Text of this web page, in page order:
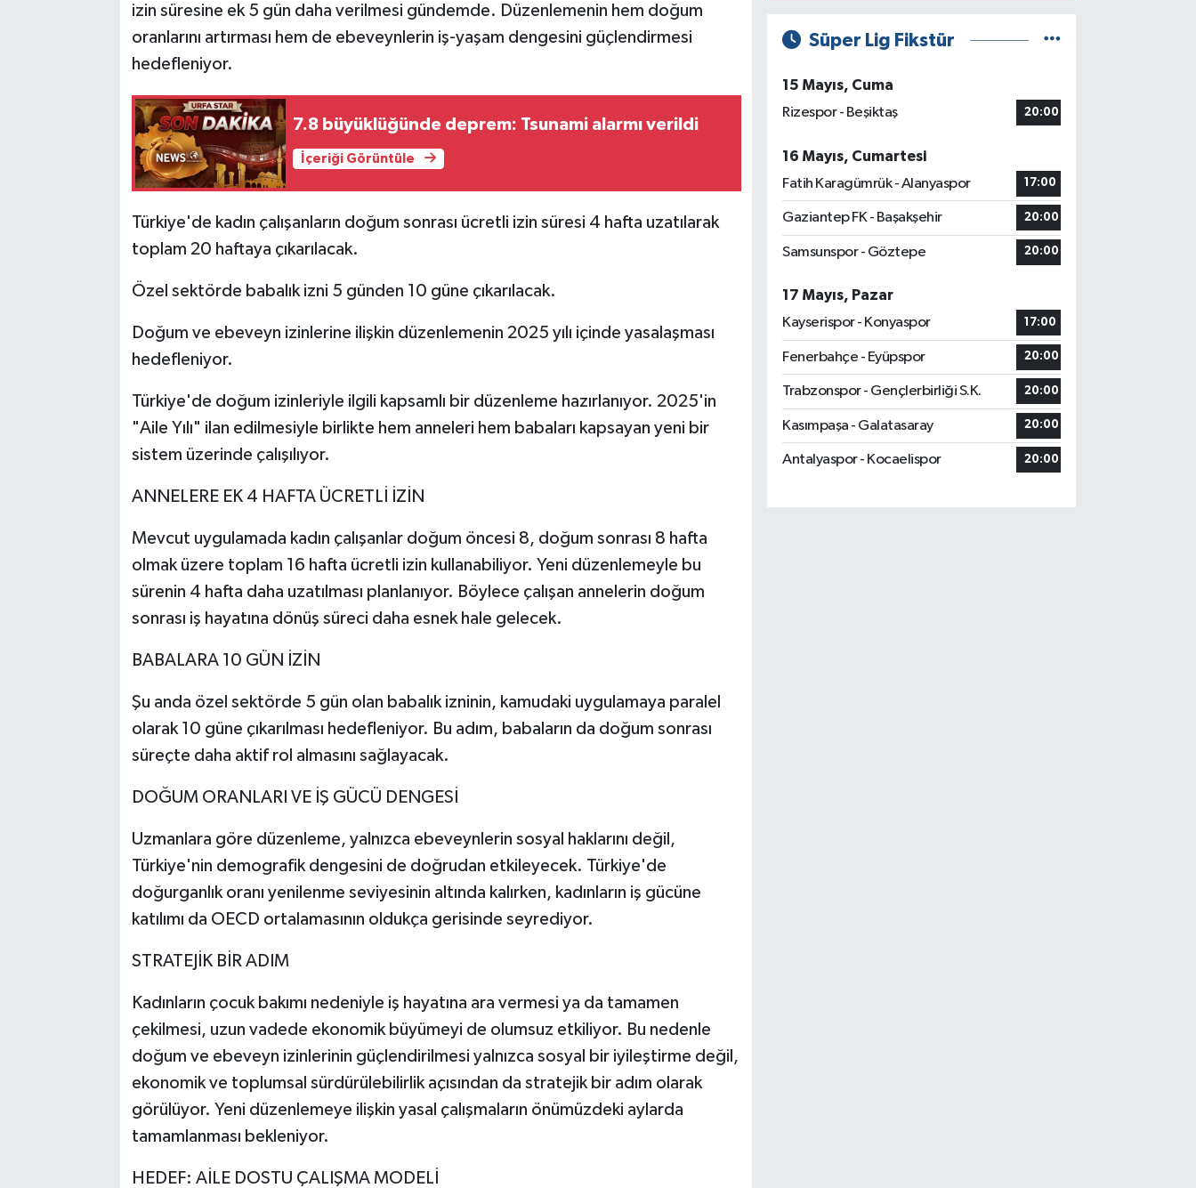
izin süresine ek 5 gün daha verilmesi gündemde. Düzenlemenin hem doğum
oranlarını artırması hem de ebeveynlerin iş-yaşam dengesini güçlendirmesi
hedefleniyor.
7.8 büyüklüğünde deprem: Tsunami alarmı verildi
İçeriği Görüntüle
Türkiye'de kadın çalışanların doğum sonrası ücretli izin süresi 4 hafta uzatılarak
toplam 20 haftaya çıkarılacak.
Özel sektörde babalık izni 5 günden 10 güne çıkarılacak.
Doğum ve ebeveyn izinlerine ilişkin düzenlemenin 2025 yılı içinde yasalaşması
hedefleniyor.
Türkiye'de doğum izinleriyle ilgili kapsamlı bir düzenleme hazırlanıyor. 2025'in
"Aile Yılı" ilan edilmesiyle birlikte hem anneleri hem babaları kapsayan yeni bir
sistem üzerinde çalışılıyor.
ANNELERE EK 4 HAFTA ÜCRETLİ İZİN
Mevcut uygulamada kadın çalışanlar doğum öncesi 8, doğum sonrası 8 hafta
olmak üzere toplam 16 hafta ücretli izin kullanabiliyor. Yeni düzenlemeyle bu
sürenin 4 hafta daha uzatılması planlanıyor. Böylece çalışan annelerin doğum
sonrası iş hayatına dönüş süreci daha esnek hale gelecek.
BABALARA 10 GÜN İZİN
Şu anda özel sektörde 5 gün olan babalık izninin, kamudaki uygulamaya paralel
olarak 10 güne çıkarılması hedefleniyor. Bu adım, babaların da doğum sonrası
süreçte daha aktif rol almasını sağlayacak.
DOĞUM ORANLARI VE İŞ GÜCÜ DENGESİ
Uzmanlara göre düzenleme, yalnızca ebeveynlerin sosyal haklarını değil,
Türkiye'nin demografik dengesini de doğrudan etkileyecek. Türkiye'de
doğurganlık oranı yenilenme seviyesinin altında kalırken, kadınların iş gücüne
katılımı da OECD ortalamasının oldukça gerisinde seyrediyor.
STRATEJİK BİR ADIM
Kadınların çocuk bakımı nedeniyle iş hayatına ara vermesi ya da tamamen
çekilmesi, uzun vadede ekonomik büyümeyi de olumsuz etkiliyor. Bu nedenle
doğum ve ebeveyn izinlerinin güçlendirilmesi yalnızca sosyal bir iyileştirme değil,
ekonomik ve toplumsal sürdürülebilirlik açısından da stratejik bir adım olarak
görülüyor. Yeni düzenlemeye ilişkin yasal çalışmaların önümüzdeki aylarda
tamamlanması bekleniyor.
HEDEF: AİLE DOSTU ÇALIŞMA MODELİ
Süper Lig Fikstür
15 Mayıs, Cuma
Rizespor - Beşiktaş
20:00
16 Mayıs, Cumartesi
Fatih Karagümrük - Alanyaspor
17:00
Gaziantep FK - Başakşehir 20:00
Samsunspor - Göztepe 20:00
17 Mayıs, Pazar
Kayserispor - Konyaspor
17:00
Fenerbahçe - Eyüpspor 20:00
Trabzonspor - Gençlerbirliği S.K. 20:00
Kasımpaşa - Galatasaray 20:00
Antalyaspor - Kocaelispor 20:00